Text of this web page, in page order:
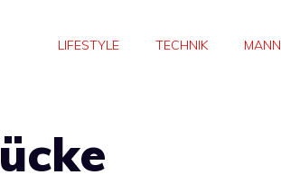
LIFESTYLE TECHNIK MANN